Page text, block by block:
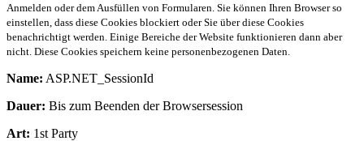
Anmelden oder dem Ausfüllen von Formularen. Sie können Ihren Browser so
einstellen, dass diese Cookies blockiert oder Sie über diese Cookies
benachrichtigt werden. Einige Bereiche der Website funktionieren dann aber
nicht. Diese Cookies speichern keine personenbezogenen Daten.
Name: ASP.NET_SessionId
Dauer: Bis zum Beenden der Browsersession
Art: 1st Party